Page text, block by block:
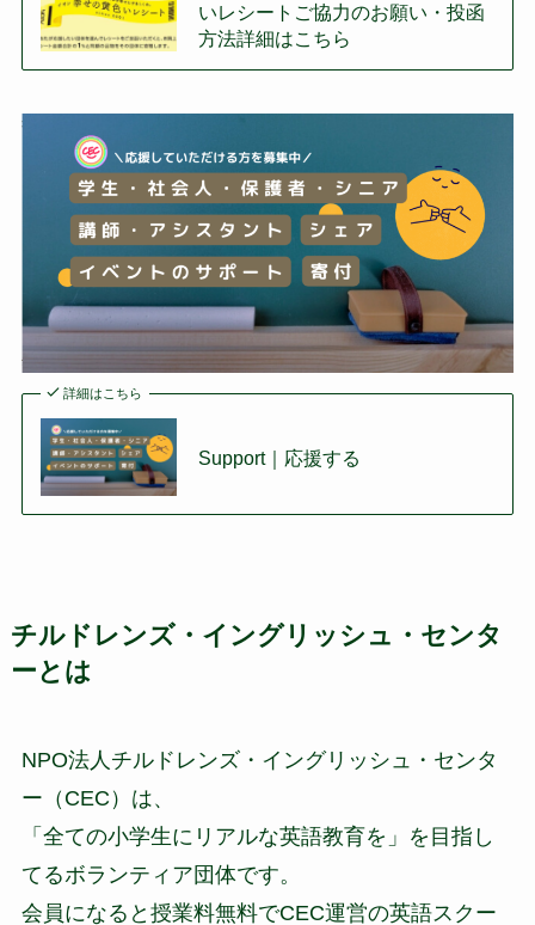
いレシートご協力のお願い・投函
方法詳細はこちら
詳細はこちら
Support｜応援する
チルドレンズ・イングリッシュ・センタ
ーとは
NPO法人チルドレンズ・イングリッシュ・センタ
ー（CEC）は、
「全ての小学生にリアルな英語教育を」を目指し
てるボランティア団体です。
会員になると授業料無料でCEC運営の英語スクー